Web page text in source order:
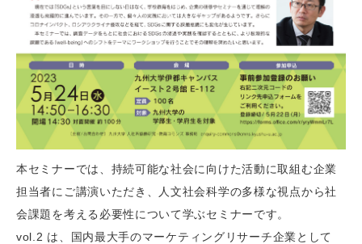
本セミナーでは、持続可能な社会に向けた活動に取組む企業
担当者にご講演いただき、人文社会科学の多様な視点から社
会課題を考える必要性について学ぶセミナーです。
vol.2 は、国内最大手のマーケティングリサーチ企業として